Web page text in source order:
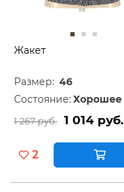
Жакет
Размер: 46
Состояние: Хорошее
1 267 руб. 1 014 руб.
2